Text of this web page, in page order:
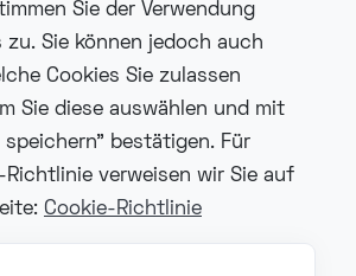
Sie der Verwendung
zu. Sie können jedoch auch
Cookies Sie zulassen
Sie diese auswählen und mit
speichern" bestätigen. Für
Richtlinie verweisen wir Sie auf
Cookie-Richtlinie